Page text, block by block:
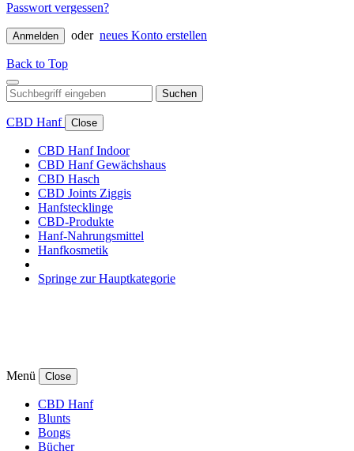
Passwort vergessen?
Anmelden oder neues Konto erstellen
Back to Top
Suchen
CBD Hanf Close
CBD Hanf Indoor
CBD Hanf Gewächshaus
CBD Hasch
CBD Joints Ziggis
Hanfstecklinge
CBD-Produkte
Hanf-Nahrungsmittel
Hanfkosmetik
Springe zur Hauptkategorie
Menü Close
CBD Hanf
Blunts
Bongs
Bücher